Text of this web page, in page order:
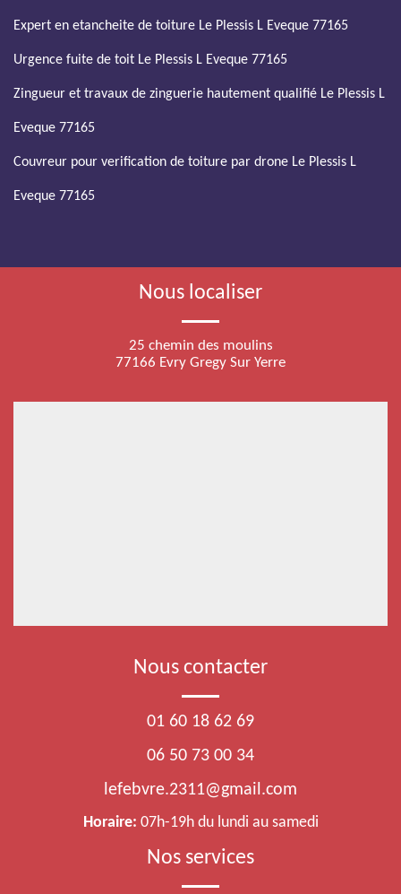
Expert en etancheite de toiture Le Plessis L Eveque 77165
Urgence fuite de toit Le Plessis L Eveque 77165
Zingueur et travaux de zinguerie hautement qualifié Le Plessis L
Eveque 77165
Couvreur pour verification de toiture par drone Le Plessis L
Eveque 77165
Nous localiser
25 chemin des moulins
77166 Evry Gregy Sur Yerre
Nous contacter
01 60 18 62 69
06 50 73 00 34
lefebvre.2311@gmail.com
Horaire: 07h-19h du lundi au samedi
Nos services